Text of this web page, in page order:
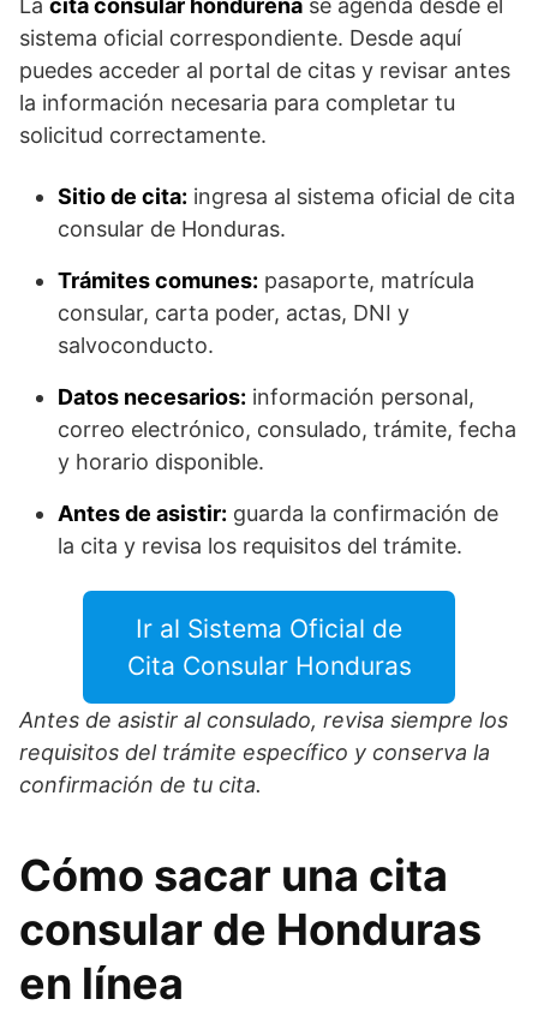
La cita consular hondureña se agenda desde el
sistema oficial correspondiente. Desde aquí
puedes acceder al portal de citas y revisar antes
la información necesaria para completar tu
solicitud correctamente.
Sitio de cita: ingresa al sistema oficial de cita
consular de Honduras.
Trámites comunes: pasaporte, matrícula
consular, carta poder, actas, DNI y
salvoconducto.
Datos necesarios: información personal,
correo electrónico, consulado, trámite, fecha
y horario disponible.
Antes de asistir: guarda la confirmación de
la cita y revisa los requisitos del trámite.
Ir al Sistema Oficial de
Cita Consular Honduras
Antes de asistir al consulado, revisa siempre los
requisitos del trámite específico y conserva la
confirmación de tu cita.
Cómo sacar una cita
consular de Honduras
en línea